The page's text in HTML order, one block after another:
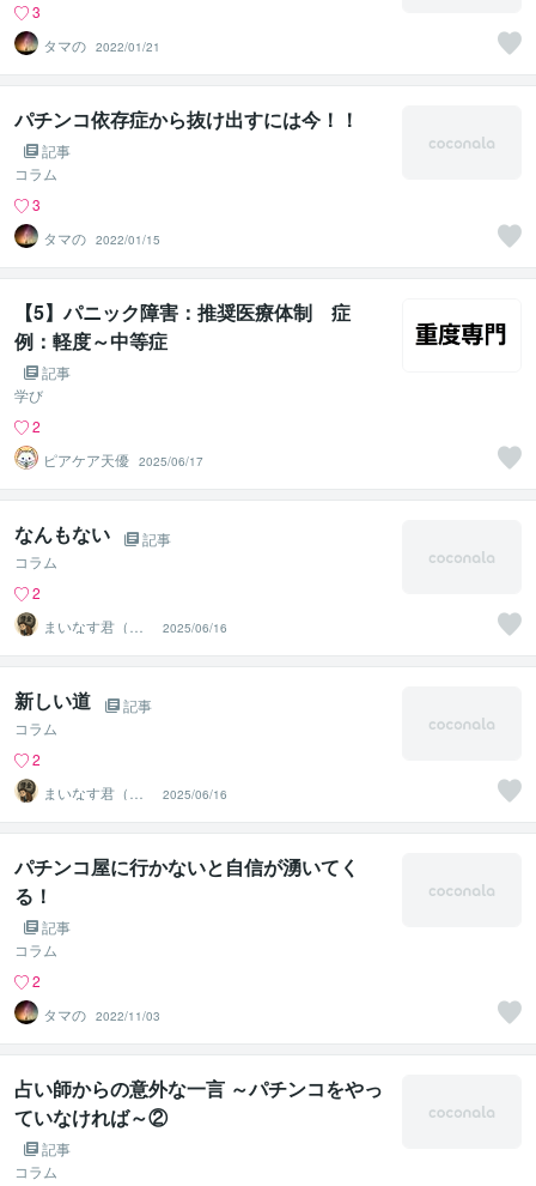
3
タマの 2022/01/21
パチンコ依存症から抜け出すには今！！
記事
コラム
3
タマの 2022/01/15
【5】パニック障害：推奨医療体制 症
例：軽度～中等症
記事
学び
2
ピアケア天優 2025/06/17
なんもない
記事
コラム
2
まいなす君（ギ
ャンブル）
2025/06/16
新しい道
記事
コラム
2
まいなす君（ギ
ャンブル）
2025/06/16
パチンコ屋に行かないと自信が湧いてく
る！
記事
コラム
2
タマの 2022/11/03
占い師からの意外な一言 ～パチンコをやっ
ていなければ～②
記事
コラム